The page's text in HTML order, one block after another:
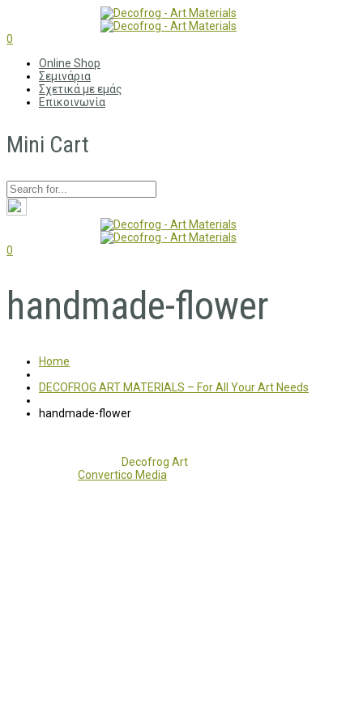
0
Online Shop
Σεμινάρια
Σχετικά με εμάς
Επικοινωνία
Mini Cart
0
handmade-flower
Home
DECOFROG ART MATERIALS – For All Your Art Needs
handmade-flower
Decofrog Art
Convertico Media